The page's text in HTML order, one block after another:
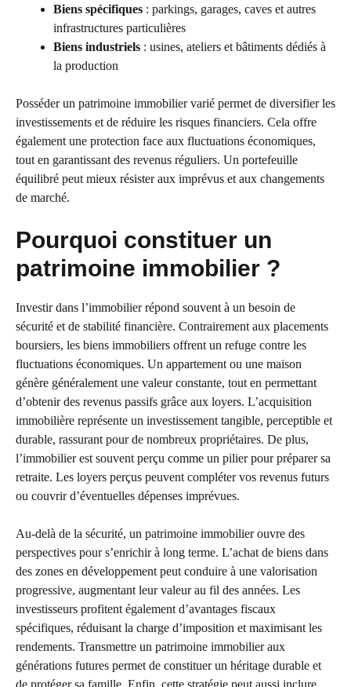
Biens spécifiques : parkings, garages, caves et autres
infrastructures particulières
Biens industriels : usines, ateliers et bâtiments dédiés à
la production
Posséder un patrimoine immobilier varié permet de diversifier les
investissements et de réduire les risques financiers. Cela offre
également une protection face aux fluctuations économiques,
tout en garantissant des revenus réguliers. Un portefeuille
équilibré peut mieux résister aux imprévus et aux changements
de marché.
Pourquoi constituer un
patrimoine immobilier ?
Investir dans l’immobilier répond souvent à un besoin de
sécurité et de stabilité financière. Contrairement aux placements
boursiers, les biens immobiliers offrent un refuge contre les
fluctuations économiques. Un appartement ou une maison
génère généralement une valeur constante, tout en permettant
d’obtenir des revenus passifs grâce aux loyers. L’acquisition
immobilière représente un investissement tangible, perceptible et
durable, rassurant pour de nombreux propriétaires. De plus,
l’immobilier est souvent perçu comme un pilier pour préparer sa
retraite. Les loyers perçus peuvent compléter vos revenus futurs
ou couvrir d’éventuelles dépenses imprévues.
Au-delà de la sécurité, un patrimoine immobilier ouvre des
perspectives pour s’enrichir à long terme. L’achat de biens dans
des zones en développement peut conduire à une valorisation
progressive, augmentant leur valeur au fil des années. Les
investisseurs profitent également d’avantages fiscaux
spécifiques, réduisant la charge d’imposition et maximisant les
rendements. Transmettre un patrimoine immobilier aux
générations futures permet de constituer un héritage durable et
de protéger sa famille. Enfin, cette stratégie peut aussi inclure